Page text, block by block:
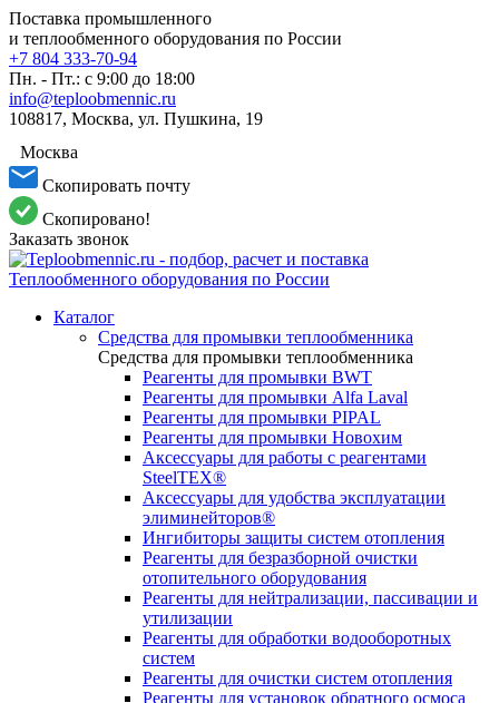
Поставка промышленного
и теплообменного оборудования по России
+7 804 333-70-94
Пн. - Пт.: с 9:00 до 18:00
info@teploobmennic.ru
108817, Москва, ул. Пушкина, 19
Москва
Скопировать почту
Скопировано!
Заказать звонок
Каталог
Средства для промывки теплообменника
Средства для промывки теплообменника
Реагенты для промывки BWT
Реагенты для промывки Alfa Laval
Реагенты для промывки PIPAL
Реагенты для промывки Новохим
Аксессуары для работы с реагентами
SteelTEX®
Аксессуары для удобства эксплуатации
элиминейторов®
Ингибиторы защиты систем отопления
Реагенты для безразборной очистки
отопительного оборудования
Реагенты для нейтрализации, пассивации и
утилизации
Реагенты для обработки водооборотных
систем
Реагенты для очистки систем отопления
Реагенты для установок обратного осмоса